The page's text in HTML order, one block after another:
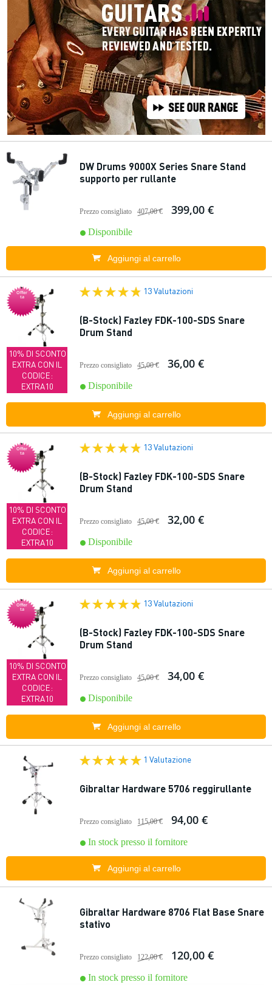
DW Drums 9000X Series Snare Stand
supporto per rullante
Prezzo consigliato 407,00 € 399,00 €
Disponibile
Aggiungi al carrello
Offer
ta
10% DI SCONTO
EXTRA CON IL
CODICE:
EXTRA10
13 Valutazioni
(B-Stock) Fazley FDK-100-SDS Snare
Drum Stand
Prezzo consigliato 45,00 € 36,00 €
Disponibile
Aggiungi al carrello
Offer
ta
10% DI SCONTO
EXTRA CON IL
CODICE:
EXTRA10
13 Valutazioni
(B-Stock) Fazley FDK-100-SDS Snare
Drum Stand
Prezzo consigliato 45,00 € 32,00 €
Disponibile
Aggiungi al carrello
Offer
ta
10% DI SCONTO
EXTRA CON IL
CODICE:
EXTRA10
13 Valutazioni
(B-Stock) Fazley FDK-100-SDS Snare
Drum Stand
Prezzo consigliato 45,00 € 34,00 €
Disponibile
Aggiungi al carrello
1 Valutazione
Gibraltar Hardware 5706 reggirullante
Prezzo consigliato 115,00 € 94,00 €
In stock presso il fornitore
Aggiungi al carrello
Gibraltar Hardware 8706 Flat Base Snare
stativo
Prezzo consigliato 122,00 € 120,00 €
In stock presso il fornitore